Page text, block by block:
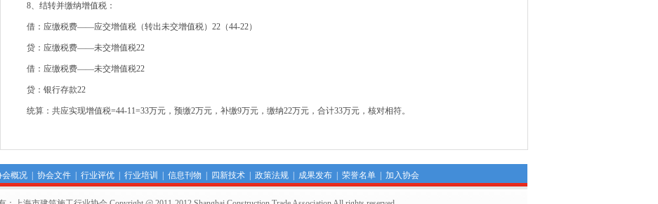
8、结转并缴纳增值税：
借：应缴税费——应交增值税（转出未交增值税）22（44-22）
贷：应缴税费——未交增值税22
借：应缴税费——未交增值税22
贷：银行存款22
统算：共应实现增值税=44-11=33万元，预缴2万元，补缴9万元，缴纳22万元，合计33万元，核对相符。
会概况| 协会文件| 行业评优| 行业培训 信息刊物 四新技术| 政策法规| 成果发布| 荣誉名单| 加入协会